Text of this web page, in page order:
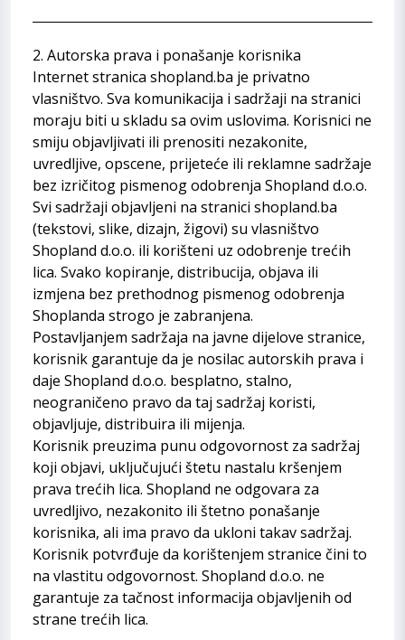
2. Autorska prava i ponašanje korisnika
Internet stranica shopland.ba je privatno
vlasništvo. Sva komunikacija i sadržaji na stranici
moraju biti u skladu sa ovim uslovima. Korisnici ne
smiju objavljivati ili prenositi nezakonite,
uvredljive, opscene, prijeteće ili reklamne sadržaje
bez izričitog pismenog odobrenja Shopland d.o.o.
Svi sadržaji objavljeni na stranici shopland.ba
(tekstovi, slike, dizajn, žigovi) su vlasništvo
Shopland d.o.o. ili korišteni uz odobrenje trećih
lica. Svako kopiranje, distribucija, objava ili
izmjena bez prethodnog pismenog odobrenja
Shoplanda strogo je zabranjena.
Postavljanjem sadržaja na javne dijelove stranice,
korisnik garantuje da je nosilac autorskih prava i
daje Shopland d.o.o. besplatno, stalno,
neograničeno pravo da taj sadržaj koristi,
objavljuje, distribuira ili mijenja.
Korisnik preuzima punu odgovornost za sadržaj
koji objavi, uključujući štetu nastalu kršenjem
prava trećih lica. Shopland ne odgovara za
uvredljivo, nezakonito ili štetno ponašanje
korisnika, ali ima pravo da ukloni takav sadržaj.
Korisnik potvrđuje da korištenjem stranice čini to
na vlastitu odgovornost. Shopland d.o.o. ne
garantuje za tačnost informacija objavljenih od
strane trećih lica.